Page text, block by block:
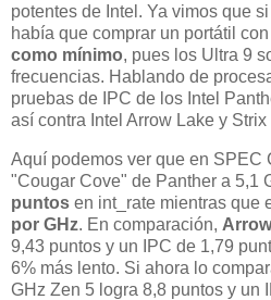
potentes de Intel. Ya vimos que
había que comprar un portátil
como mínimo, pues los Ultra 9
frecuencias. Hablando de
pruebas de IPC de los Intel
así contra Intel Arrow Lake y
Aquí podemos ver que en SPEC
"Cougar Cove" de Panther a 5,1
puntos en int_rate mientras que
por GHz. En comparación, Arrow
9,43 puntos y un IPC de 1,79
6% más lento. Si ahora lo
GHz Zen 5 logra 8,8 puntos y un